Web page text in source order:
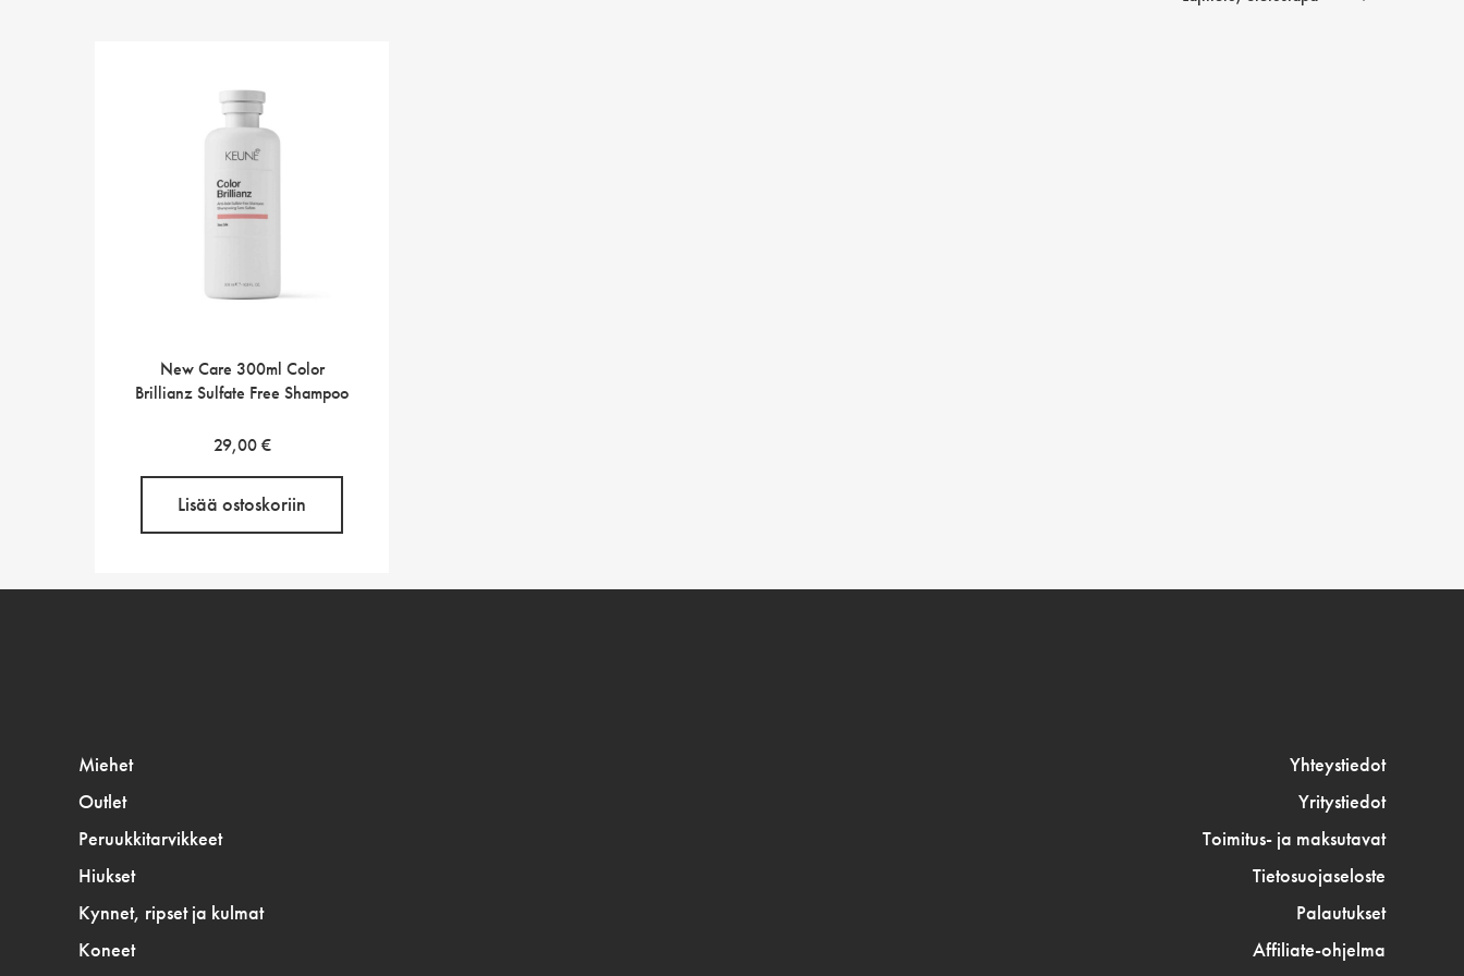
New Care 300ml Color
Brillianz Sulfate Free Shampoo
29,00€
Lisää ostoskoriin
Miehet
Outlet
Peruukkitarvikkeet
Hiukset
Kynnet, ripset ja kulmat
Koneet
Yhteystiedot
Yritystiedot
Toimitus- ja maksutavat
Tietosuojaseloste
Palautukset
Affiliate-ohjelma